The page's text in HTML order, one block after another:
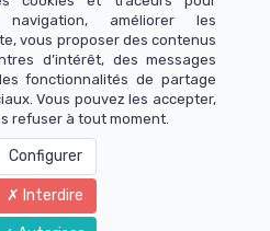
inscrit ?
LA QUETE DU FEMININ
Contact
améliorer les
vous proposer des contenus
d’intérêt, des messages
fonctionnalités de partage
Vous pouvez les accepter,
refuser à tout moment.
Configurer
Interdire